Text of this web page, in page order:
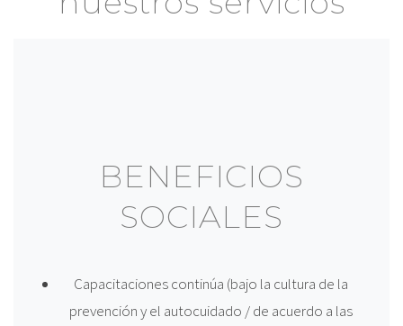
BENEFICIOS
SOCIALES
Capacitaciones continúa (bajo la cultura de la
prevención y el autocuidado / de acuerdo a las